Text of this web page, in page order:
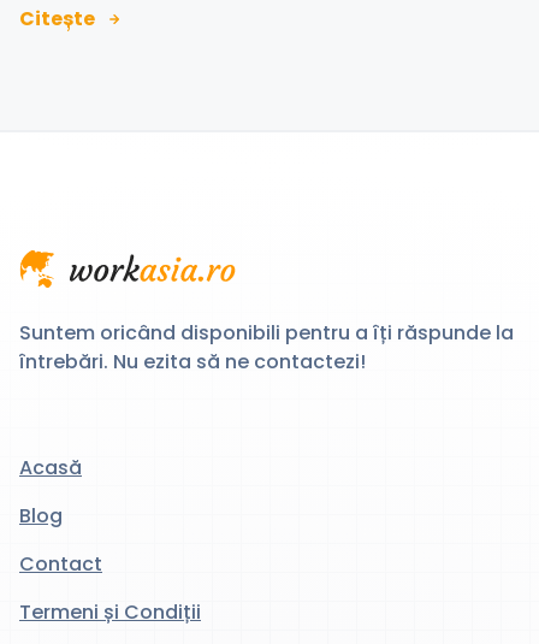
Citește
Suntem oricând disponibili pentru a îți răspunde la
întrebări. Nu ezita să ne contactezi!
Acasă
Blog
Contact
Termeni și Condiții